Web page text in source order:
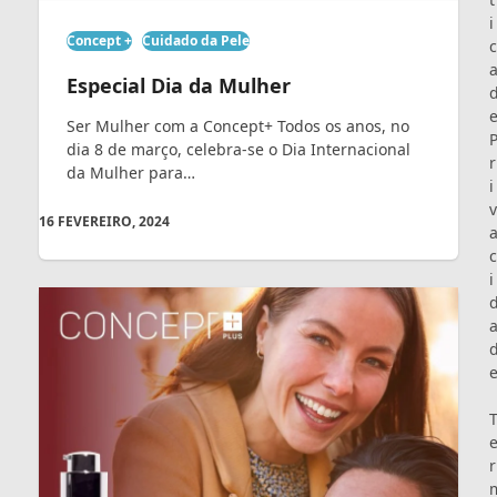
Concept + Cuidado da Pele
Especial Dia da Mulher
Ser Mulher com a Concept+ Todos os anos, no
dia 8 de março, celebra-se o Dia Internacional
da Mulher para…
16 FEVEREIRO, 2024
i
c
a
e
P
r
i
v
a
c
i
a
e
T
e
r